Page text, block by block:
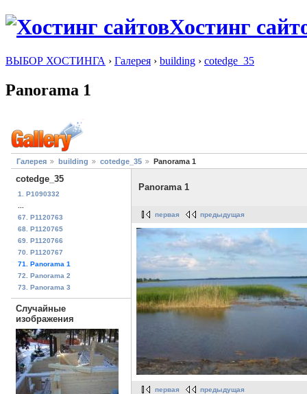
Хостинг
ВЫБОР ХОСТИНГА › Галерея › building › cotedge_35
Panorama 1
Галерея building cotedge_35 Panorama 1
cotedge_35
1. P1090332
...
67. P1120763
68. P1120765
69. P1120766
70. P1120767
71. Panorama 1
72. Panorama 2
73. Panorama 3
Случайные
изображения
Panorama 1
первая предыдущая
первая предыдущая